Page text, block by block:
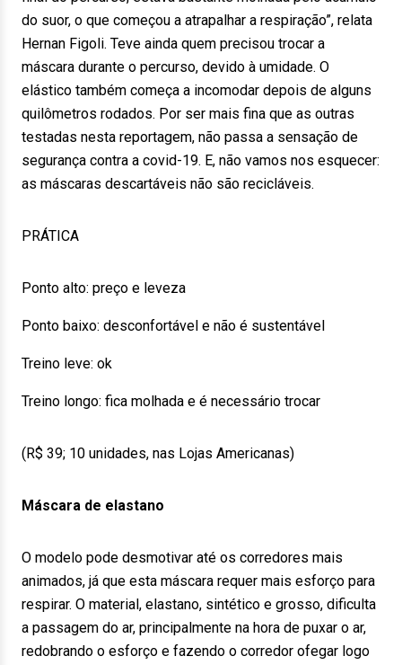
do suor, o que começou a atrapalhar a respiração”, relata
Hernan Figoli. Teve ainda quem precisou trocar a
máscara durante o percurso, devido à umidade. O
elástico também começa a incomodar depois de alguns
quilômetros rodados. Por ser mais fina que as outras
testadas nesta reportagem, não passa a sensação de
segurança contra a covid-19. E, não vamos nos esquecer:
as máscaras descartáveis não são recicláveis.
PRÁTICA
Ponto alto: preço e leveza
Ponto baixo: desconfortável e não é sustentável
Treino leve: ok
Treino longo: fica molhada e é necessário trocar
(R$ 39; 10 unidades, nas Lojas Americanas)
Máscara de elastano
O modelo pode desmotivar até os corredores mais
animados, já que esta máscara requer mais esforço para
respirar. O material, elastano, sintético e grosso, dificulta
a passagem do ar, principalmente na hora de puxar o ar,
redobrando o esforço e fazendo o corredor ofegar logo